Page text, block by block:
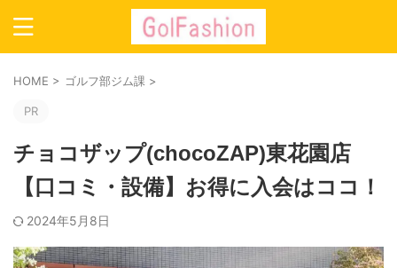
HOME > ゴルフ部ジム課 >
PR
チョコザップ(chocoZAP)東花園店
【口コミ・設備】お得に入会はココ！
2024年5月8日